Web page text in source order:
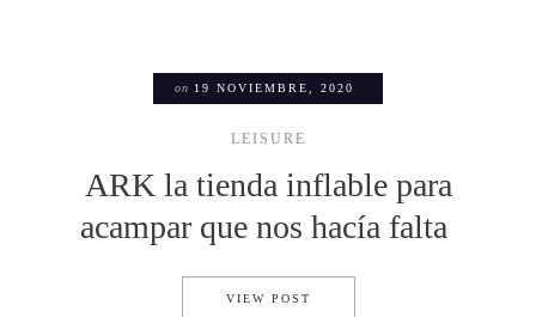
on 19 NOVIEMBRE, 2020
LEISURE
ARK la tienda inflable para
acampar que nos hacía falta
VIEW POST